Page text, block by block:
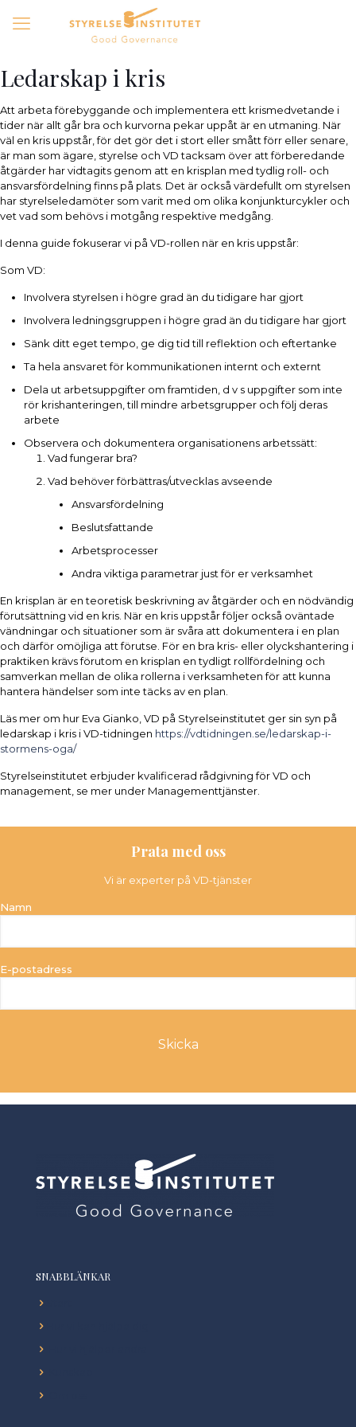
Ledarskap i kris
Att arbeta förebyggande och implementera ett krismedvetande i
tider när allt går bra och kurvorna pekar uppåt är en utmaning. När
väl en kris uppstår, för det gör det i stort eller smått förr eller senare,
är man som ägare, styrelse och VD tacksam över att förberedande
åtgärder har vidtagits genom att en krisplan med tydlig roll- och
ansvarsfördelning finns på plats. Det är också värdefullt om styrelsen
har styrelseledamöter som varit med om olika konjunkturcykler och
vet vad som behövs i motgång respektive medgång.
I denna guide fokuserar vi på VD-rollen när en kris uppstår:
Som VD:
Involvera styrelsen i högre grad än du tidigare har gjort
Involvera ledningsgruppen i högre grad än du tidigare har gjort
Sänk ditt eget tempo, ge dig tid till reflektion och eftertanke
Ta hela ansvaret för kommunikationen internt och externt
Dela ut arbetsuppgifter om framtiden, d v s uppgifter som inte
rör krishanteringen, till mindre arbetsgrupper och följ deras
arbete
Observera och dokumentera organisationens arbetssätt:
Vad fungerar bra?
Vad behöver förbättras/utvecklas avseende
Ansvarsfördelning
Beslutsfattande
Arbetsprocesser
Andra viktiga parametrar just för er verksamhet
En krisplan är en teoretisk beskrivning av åtgärder och en nödvändig
förutsättning vid en kris. När en kris uppstår följer också oväntade
vändningar och situationer som är svåra att dokumentera i en plan
och därför omöjliga att förutse. För en bra kris- eller olyckshantering i
praktiken krävs förutom en krisplan en tydligt rollfördelning och
samverkan mellan de olika rollerna i verksamheten för att kunna
hantera händelser som inte täcks av en plan.
Läs mer om hur Eva Gianko, VD på Styrelseinstitutet ger sin syn på
ledarskap i kris i VD-tidningen https://vdtidningen.se/ledarskap-i-
stormens-oga/
Styrelseinstitutet erbjuder kvalificerad rådgivning för VD och
management, se mer under Managementtjänster.
Prata med oss
Vi är experter på VD-tjänster
Namn
E-postadress
SNABBLÄNKAR